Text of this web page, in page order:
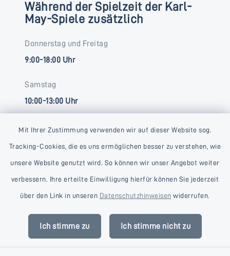
Mit Ihrer Zustimmung verwenden wir auf dieser Website sog.
Tracking-Cookies, die es uns ermöglichen besser zu verstehen, wie
unsere Website genutzt wird. So können wir unser Angebot weiter
verbessern. Ihre erteilte Einwilligung hierfür können Sie jederzeit
über den Link in unseren Datenschutzhinweisen widerrufen.
Ich stimme zu Ich stimme nicht zu
Während der Spielzeit der Karl-
May-Spiele zusätzlich
Donnerstag und Freitag
9:00-18:00 Uhr
Samstag
10:00-13:00 Uhr
Kontakt
Barrierefreiheit
Datenschutz